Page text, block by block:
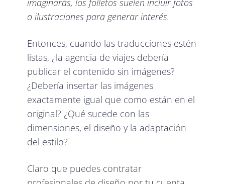
imaginarás, los folletos suelen incluir fotos
o ilustraciones para generar interés.
Entonces, cuando las traducciones estén
listas, ¿la agencia de viajes debería
publicar el contenido sin imágenes?
¿Debería insertar las imágenes
exactamente igual que como están en el
original? ¿Qué sucede con las
dimensiones, el diseño y la adaptación
del estilo?
Claro que puedes contratar